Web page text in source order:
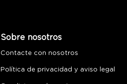
Sobre nosotros
Contacte con nosotros
Política de privacidad y aviso legal